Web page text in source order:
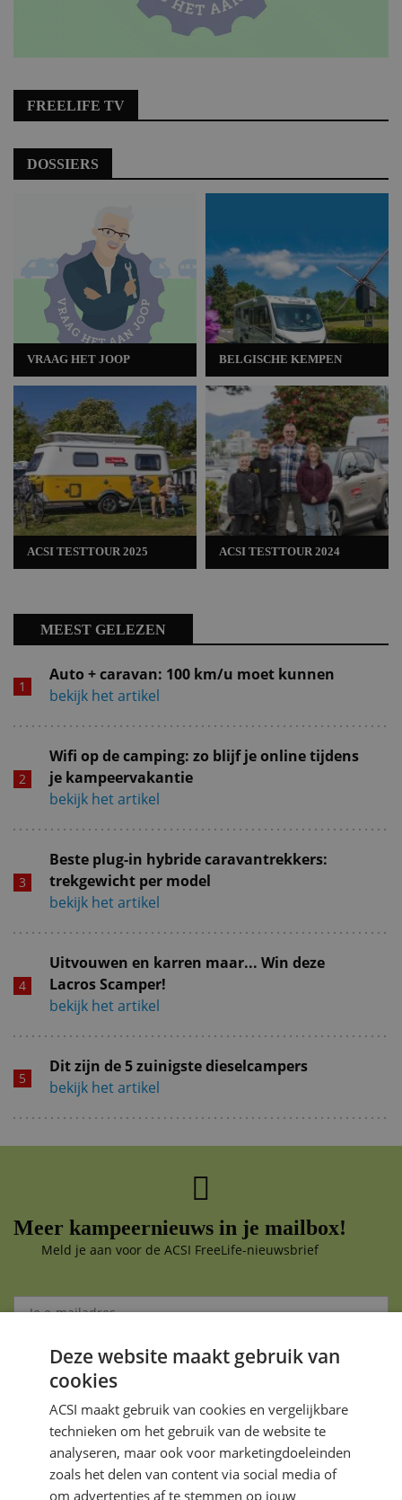
FREELIFE TV
DOSSIERS
VRAAG HET JOOP
ACSI TESTTOUR 2025
BELGISCHE KEMPEN
ACSI TESTTOUR 2024
MEEST GELEZEN
Auto + caravan: 100 km/u moet kunnen
bekijk het artikel
Wifi op de camping: zo blijf je online tijdens
je kampeervakantie
bekijk het artikel
Beste plug-in hybride caravantrekkers:
trekgewicht per model
bekijk het artikel
Uitvouwen en karren maar... Win deze
Lacros Scamper!
bekijk het artikel
Dit zijn de 5 zuinigste dieselcampers
bekijk het artikel
Meer kampeernieuws in je mailbox!
Meld je aan voor de ACSI FreeLife-nieuwsbrief
Aanmelden
Je gegevens zijn veilig en worden niet gedeeld met anderen
Deze website maakt gebruik van
cookies
ACSI maakt gebruik van cookies en vergelijkbare
technieken om het gebruik van de website te
analyseren, maar ook voor marketingdoeleinden
zoals het delen van content via social media of
om advertenties af te stemmen op jouw